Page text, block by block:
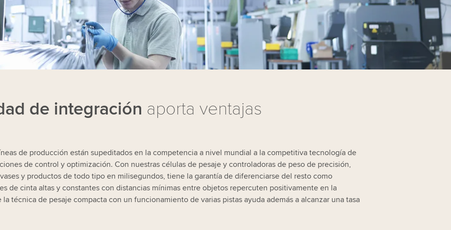
de integración aporta ventajas
de producción están supeditados en la competencia a nivel mundial a la competitiva tecnología de
de control y optimización. Con nuestras células de pesaje y controladoras de peso de precisión,
y productos de todo tipo en milisegundos, tiene la garantía de diferenciarse del resto como
de cinta altas y constantes con distancias mínimas entre objetos repercuten positivamente en la
técnica de pesaje compacta con un funcionamiento de varias pistas ayuda además a alcanzar una tasa